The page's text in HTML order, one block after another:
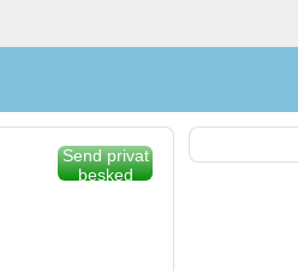
Send privat
besked